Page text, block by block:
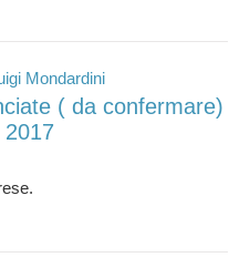
Mondardini
( da confermare)
2017